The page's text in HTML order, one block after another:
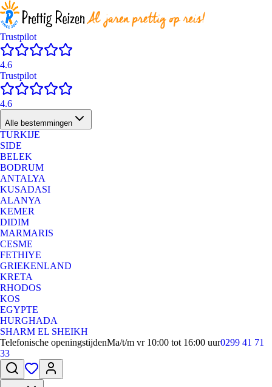
Trustpilot
4.6
Trustpilot
4.6
Alle bestemmingen
TURKIJE
SIDE
BELEK
BODRUM
ANTALYA
KUSADASI
ALANYA
KEMER
DIDIM
MARMARIS
CESME
FETHIYE
GRIEKENLAND
KRETA
RHODOS
KOS
EGYPTE
HURGHADA
SHARM EL SHEIKH
Telefonische openingstijdenMa/t/m vr 10:00 tot 16:00 uur0299 41 71
33